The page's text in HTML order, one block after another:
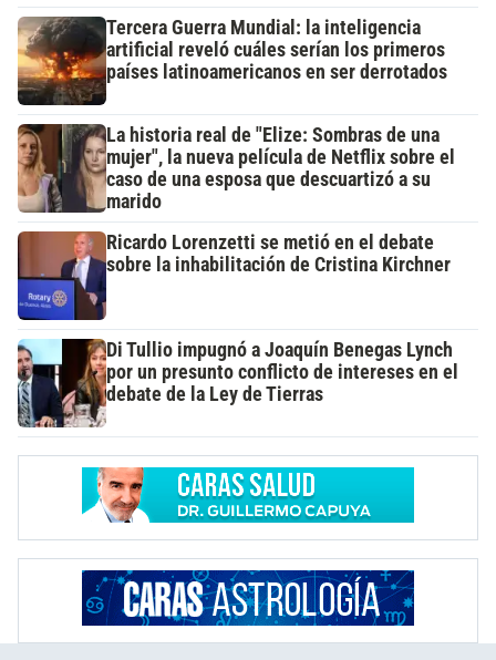
Tercera Guerra Mundial: la inteligencia
artificial reveló cuáles serían los primeros
países latinoamericanos en ser derrotados
La historia real de "Elize: Sombras de una
mujer", la nueva película de Netflix sobre el
caso de una esposa que descuartizó a su
marido
Ricardo Lorenzetti se metió en el debate
sobre la inhabilitación de Cristina Kirchner
Di Tullio impugnó a Joaquín Benegas Lynch
por un presunto conflicto de intereses en el
debate de la Ley de Tierras